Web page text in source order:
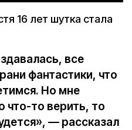
16 лет шутка стала
все
фантастики, что
Но мне
что-то верить, то
— рассказал